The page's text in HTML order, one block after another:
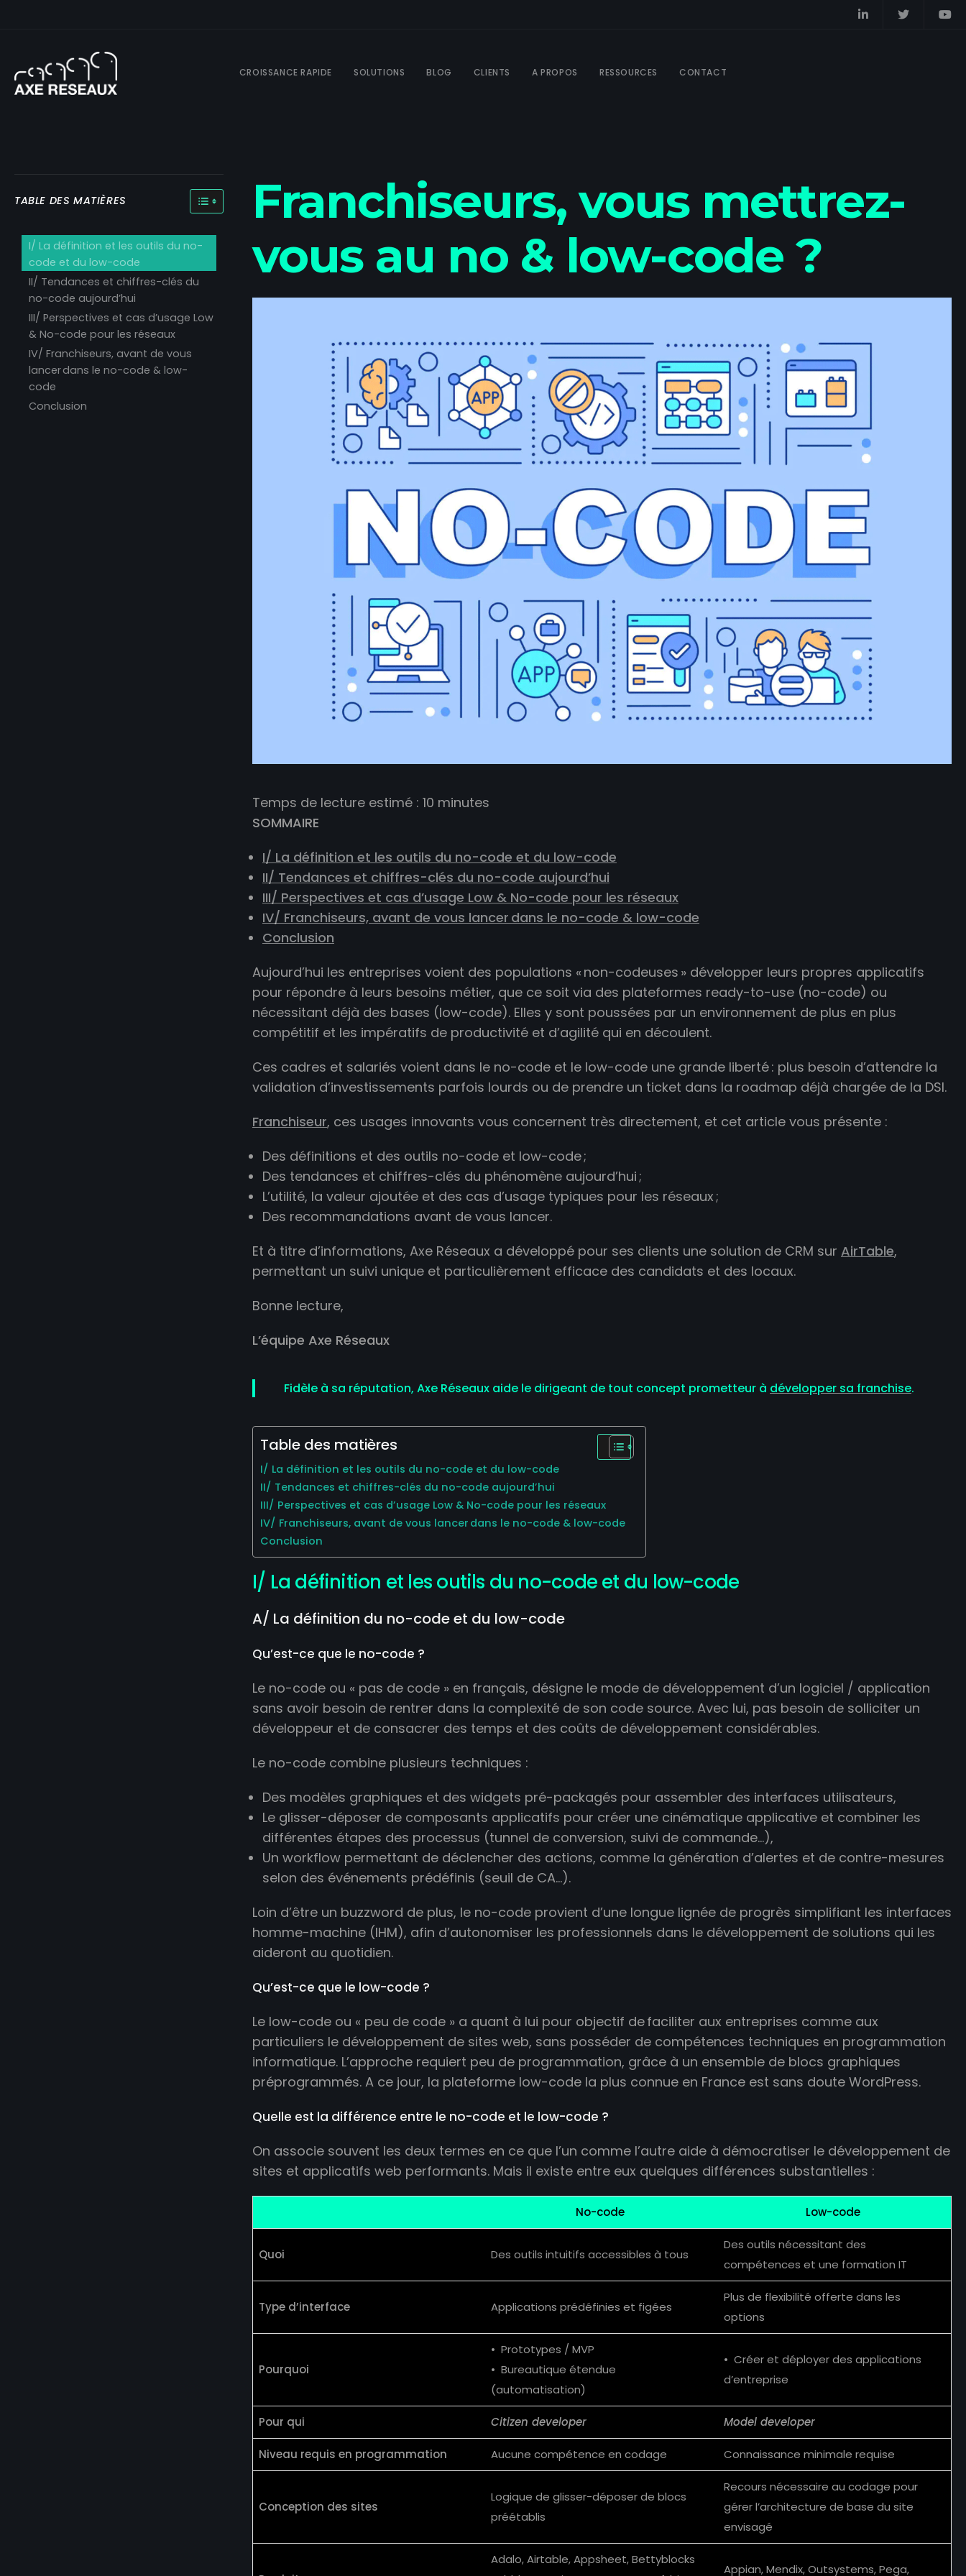
CROISSANCE RAPIDE SOLUTIONS BLOG CLIENTS A PROPOS RESSOURCES CONTACT
Franchiseurs, vous mettrez-
vous au no & low-code ?
Temps de lecture estimé : 10 minutes
SOMMAIRE
I/ La définition et les outils du no-code et du low-code
II/ Tendances et chiffres-clés du no-code aujourd’hui
III/ Perspectives et cas d’usage Low & No-code pour les réseaux
IV/ Franchiseurs, avant de vous lancer dans le no-code & low-code
Conclusion
Aujourd’hui les entreprises voient des populations « non-codeuses » développer leurs propres applicatifs
pour répondre à leurs besoins métier, que ce soit via des plateformes ready-to-use (no-code) ou
nécessitant déjà des bases (low-code). Elles y sont poussées par un environnement de plus en plus
compétitif et les impératifs de productivité et d’agilité qui en découlent.
Ces cadres et salariés voient dans le no-code et le low-code une grande liberté : plus besoin d’attendre la
validation d’investissements parfois lourds ou de prendre un ticket dans la roadmap déjà chargée de la DSI.
Franchiseur, ces usages innovants vous concernent très directement, et cet article vous présente :
Des définitions et des outils no-code et low-code ;
Des tendances et chiffres-clés du phénomène aujourd’hui ;
L’utilité, la valeur ajoutée et des cas d’usage typiques pour les réseaux ;
Des recommandations avant de vous lancer.
Et à titre d’informations, Axe Réseaux a développé pour ses clients une solution de CRM sur AirTable,
permettant un suivi unique et particulièrement efficace des candidats et des locaux.
Bonne lecture,
L’équipe Axe Réseaux
Fidèle à sa réputation, Axe Réseaux aide le dirigeant de tout concept prometteur à développer sa franchise.
Table des matières
I/ La définition et les outils du no-code et du low-code
II/ Tendances et chiffres-clés du no-code aujourd’hui
III/ Perspectives et cas d’usage Low & No-code pour les réseaux
IV/ Franchiseurs, avant de vous lancer dans le no-code & low-code
Conclusion
I/ La définition et les outils du no-code et du low-code
A/ La définition du no-code et du low-code
Qu’est-ce que le no-code ?
Le no-code ou « pas de code » en français, désigne le mode de développement d’un logiciel / application
sans avoir besoin de rentrer dans la complexité de son code source. Avec lui, pas besoin de solliciter un
développeur et de consacrer des temps et des coûts de développement considérables.
Le no-code combine plusieurs techniques :
Des modèles graphiques et des widgets pré-packagés pour assembler des interfaces utilisateurs,
Le glisser-déposer de composants applicatifs pour créer une cinématique applicative et combiner les
différentes étapes des processus (tunnel de conversion, suivi de commande…),
Un workflow permettant de déclencher des actions, comme la génération d’alertes et de contre-mesures
selon des événements prédéfinis (seuil de CA…).
Loin d’être un buzzword de plus, le no-code provient d’une longue lignée de progrès simplifiant les interfaces
homme-machine (IHM), afin d’autonomiser les professionnels dans le développement de solutions qui les
aideront au quotidien.
Qu’est-ce que le low-code ?
Le low-code ou « peu de code » a quant à lui pour objectif de faciliter aux entreprises comme aux
particuliers le développement de sites web, sans posséder de compétences techniques en programmation
informatique. L’approche requiert peu de programmation, grâce à un ensemble de blocs graphiques
préprogrammés. A ce jour, la plateforme low-code la plus connue en France est sans doute WordPress.
Quelle est la différence entre le no-code et le low-code ?
On associe souvent les deux termes en ce que l’un comme l’autre aide à démocratiser le développement de
sites et applicatifs web performants. Mais il existe entre eux quelques différences substantielles :
No-code Low-code
Quoi Des outils intuitifs accessibles à tous
Des outils nécessitant des
compétences et une formation IT
Type d’interface Applications prédéfinies et figées
Plus de flexibilité offerte dans les
options
Pourquoi
• Prototypes / MVP
• Bureautique étendue
(automatisation)
• Créer et déployer des applications
d’entreprise
Pour qui Citizen developer Model developer
Niveau requis en programmation Aucune compétence en codage Connaissance minimale requise
Conception des sites
Logique de glisser-déposer de blocs
préétablis
Recours nécessaire au codage pour
gérer l’architecture de base du site
envisagé
Adalo, Airtable, Appsheet, Bettyblocks
Appian, Mendix, Outsystems, Pega,
TABLE DES MATIÈRES TOGGLE TABLE OF CONTENT
I/ La définition et les outils du no-
code et du low-code
II/ Tendances et chiffres-clés du
no-code aujourd’hui
III/ Perspectives et cas d’usage Low
& No-code pour les réseaux
IV/ Franchiseurs, avant de vous
lancer dans le no-code & low-
code
Conclusion